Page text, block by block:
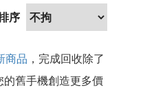
商品 ，完成回收除了
舊手機創造更多價